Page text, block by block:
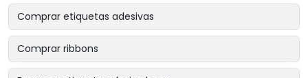
Comprar etiquetas adesivas
Comprar ribbons